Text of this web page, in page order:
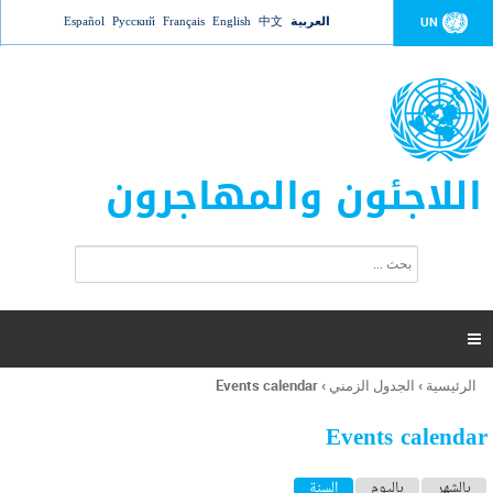
Jump to navigation UN العربية 中文
English
Français
Русский
Español
اللاجئون والمهاجرون
ت
ر
ل
ح
ب

أنت
هنا
الرئيسية › الجدول الزمني ›
Events calendar
Events calendar